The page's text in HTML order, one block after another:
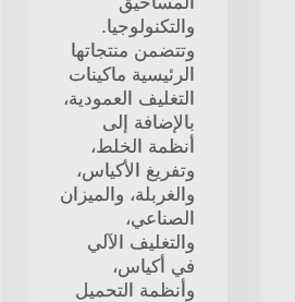
والتكنولوجيا.
وتتضمن منتجاتها
الرئيسية ماكينات
التغليف العمودية،
بالإضافة إلى
أنظمة الخلط،
وتفريغ الأكياس،
والغربلة، والميزان
الصناعي،
والتغليف الآلي
في أكياس،
وأنظمة التحميل